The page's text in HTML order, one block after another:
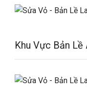
Khu Vực Bản Lề